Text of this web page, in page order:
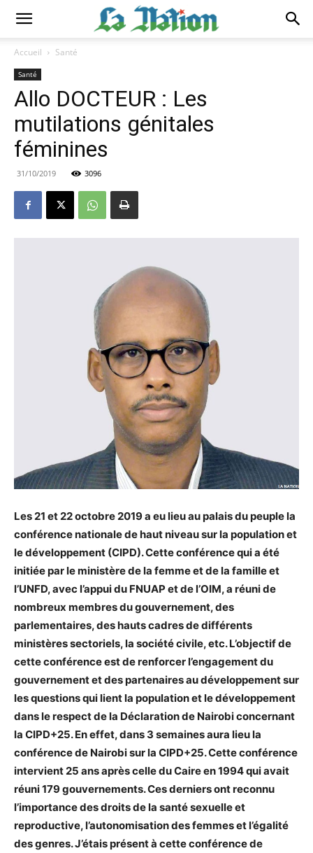
Accueil Santé
Santé
Allo DOCTEUR : Les
mutilations génitales
féminines
31/10/2019 3096
Les 21 et 22 octobre 2019 a eu lieu au palais du peuple la
conférence nationale de haut niveau sur la population et
le développement (CIPD). Cette conférence qui a été
initiée par le ministère de la femme et de la famille et
l’UNFD, avec l’appui du FNUAP et de l’OIM, a réuni de
nombreux membres du gouvernement, des
parlementaires, des hauts cadres de différents
ministères sectoriels, la société civile, etc. L’objectif de
cette conférence est de renforcer l’engagement du
gouvernement et des partenaires au développement sur
les questions qui lient la population et le développement
dans le respect de la Déclaration de Nairobi concernant
la CIPD+25. En effet, dans 3 semaines aura lieu la
conférence de Nairobi sur la CIPD+25. Cette conférence
intervient 25 ans après celle du Caire en 1994 qui avait
réuni 179 gouvernements. Ces derniers ont reconnu
l’importance des droits de la santé sexuelle et
reproductive, l’autonomisation des femmes et l’égalité
des genres. J’étais présent à cette conférence de